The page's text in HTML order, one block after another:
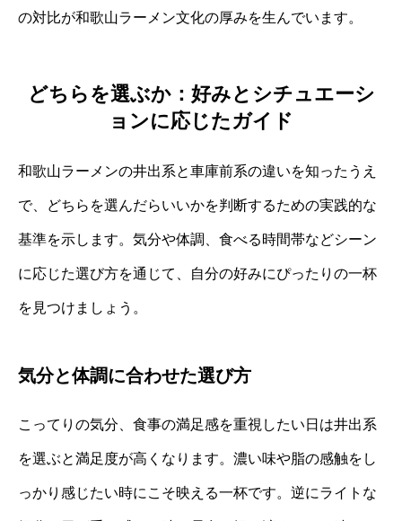
の対比が和歌山ラーメン文化の厚みを生んでいます。
どちらを選ぶか：好みとシチュエーシ
ョンに応じたガイド
和歌山ラーメンの井出系と車庫前系の違いを知ったうえ
で、どちらを選んだらいいかを判断するための実践的な
基準を示します。気分や体調、食べる時間帯などシーン
に応じた選び方を通じて、自分の好みにぴったりの一杯
を見つけましょう。
気分と体調に合わせた選び方
こってりの気分、食事の満足感を重視したい日は井出系
を選ぶと満足度が高くなります。濃い味や脂の感触をし
っかり感じたい時にこそ映える一杯です。逆にライトな